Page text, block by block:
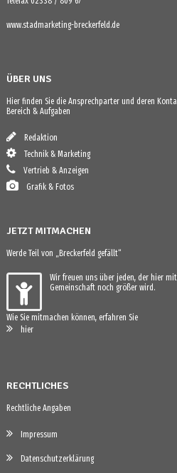
www.stadmarketing-breckerfeld.de
ÜBER UNS
Hier finden Sie die Ansprechparter und deren
Bereich & Aufgaben
Redaktion
Technik & Marketing
Vertrieb & Anzeigen
Grafik & Fotos
JETZT MITMACHEN
Werde Teil von „Breckerfeld gefällt“
Wir freuen uns über jeden, der hier
Gemeinschaft noch größer wird.
Wie Sie mitmachen können, erfahren Sie
hier
RECHTLICHES
Rechtliche Angaben
Impressum
Datenschutzerklärung